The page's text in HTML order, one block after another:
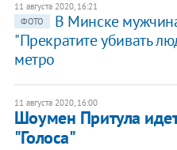
11 августа 2020, 16:21
ФОТО
В Минске
"Прекратите убивать
метро
11 августа 2020, 16:00
Шоумен Притула
"Голоса"